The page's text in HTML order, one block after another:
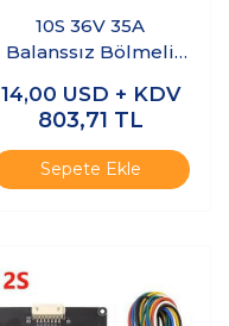
10S 36V 35A
Balanssız Bölmeli
14,00 USD + KDV
803,71 TL
Sepete Ekle